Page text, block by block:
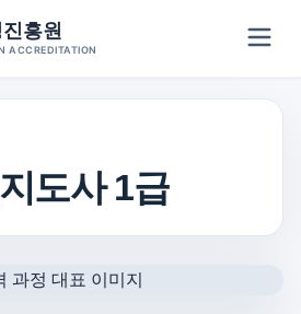
도사 1급
흥원
ACCREDITATION